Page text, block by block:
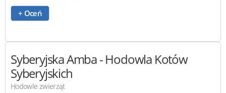
+ Oceń
Syberyjska Amba- Hodowla Kotów
Syberyjskich
Hodowle zwierząt